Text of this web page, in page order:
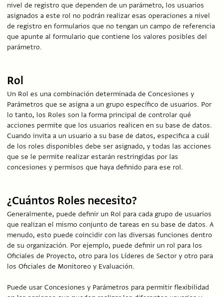
nivel de registro que dependen de un parámetro, los usuarios
asignados a este rol no podrán realizar esas operaciones a nivel
de registro en formularios que no tengan un campo de referencia
que apunte al formulario que contiene los valores posibles del
parámetro.
Rol
Un Rol es una combinación determinada de Concesiones y
Parámetros que se asigna a un grupo específico de usuarios. Por
lo tanto, los Roles son la forma principal de controlar qué
acciones permite que los usuarios realicen en su base de datos.
Cuando invita a un usuario a su base de datos, especifica a cuál
de los roles disponibles debe ser asignado, y todas las acciones
que se le permite realizar estarán restringidas por las
concesiones y permisos que haya definido para ese rol.
¿Cuántos Roles necesito?
Generalmente, puede definir un Rol para cada grupo de usuarios
que realizan el mismo conjunto de tareas en su base de datos. A
menudo, esto puede coincidir con las diversas funciones dentro
de su organización. Por ejemplo, puede definir un rol para los
Oficiales de Proyecto, otro para los Líderes de Sector y otro para
los Oficiales de Monitoreo y Evaluación.
Puede usar Concesiones y Parámetros para permitir flexibilidad